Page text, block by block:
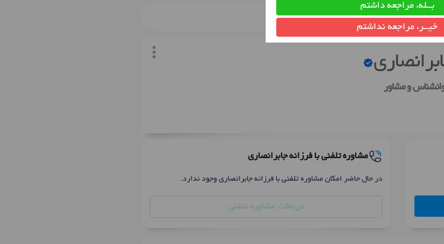
فرزانه جابرانصاری
و مشاور
مشاوره تلفنی با فرزانه جابرانصاری
در حال حاضر امکان مشاوره تلفنی با فرزانه جابرانصاری وجود ندارد.
دریافت مشاوره تلفنی
بــله، مراجعه داشتم
خیــر، مراجعه نداشتم